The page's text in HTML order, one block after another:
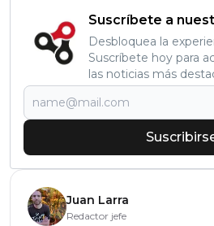
Suscríbete a
Desbloquea la
Suscríbete hoy para
las noticias más
Juan Larra
Redactor jefe